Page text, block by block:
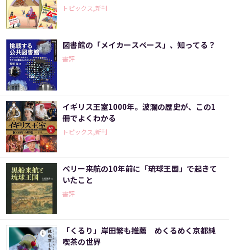
トピックス,新刊
図書館の「メイカースペース」、知ってる？
書評
イギリス王室1000年。波瀾の歴史が、この1
冊でよくわかる
トピックス,新刊
ペリー来航の10年前に「琉球王国」で起きて
いたこと
書評
「くるり」岸田繁も推薦 めくるめく京都純
喫茶の世界